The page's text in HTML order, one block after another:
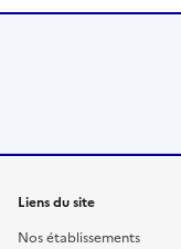
Liens du site
Nos établissements